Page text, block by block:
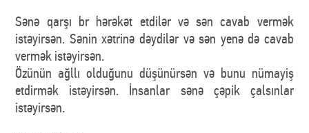
Sənə qarşı br hərəkət etdilər və sən cavab vermək
istəyirsən. Sənin xətrinə dəydilər və sən yenə də cavab
vermək istəyirsən.
Özünün ağllı olduğunu düşünürsən və bunu nümayiş
etdirmək istəyirsən. İnsanlar sənə çəpik çalsınlar
istəyirsən.